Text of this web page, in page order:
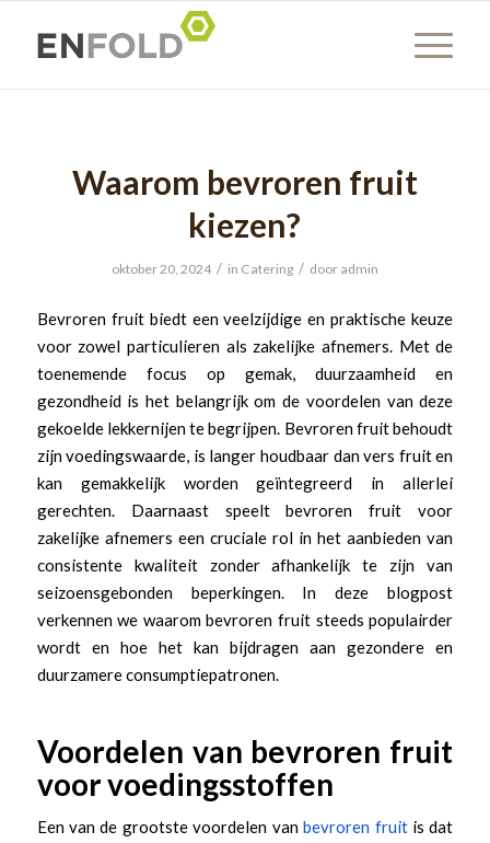
Waarom bevroren fruit
kiezen?
oktober 20, 2024 / in Catering / door admin
Bevroren fruit biedt een veelzijdige en praktische keuze
voor zowel particulieren als zakelijke afnemers. Met de
toenemende focus op gemak, duurzaamheid en
gezondheid is het belangrijk om de voordelen van deze
gekoelde lekkernijen te begrijpen. Bevroren fruit behoudt
zijn voedingswaarde, is langer houdbaar dan vers fruit en
kan gemakkelijk worden geïntegreerd in allerlei
gerechten. Daarnaast speelt bevroren fruit voor
zakelijke afnemers een cruciale rol in het aanbieden van
consistente kwaliteit zonder afhankelijk te zijn van
seizoensgebonden beperkingen. In deze blogpost
verkennen we waarom bevroren fruit steeds populairder
wordt en hoe het kan bijdragen aan gezondere en
duurzamere consumptiepatronen.
Voordelen van bevroren fruit
voor voedingsstoffen
Een van de grootste voordelen vanbevroren fruitis dat